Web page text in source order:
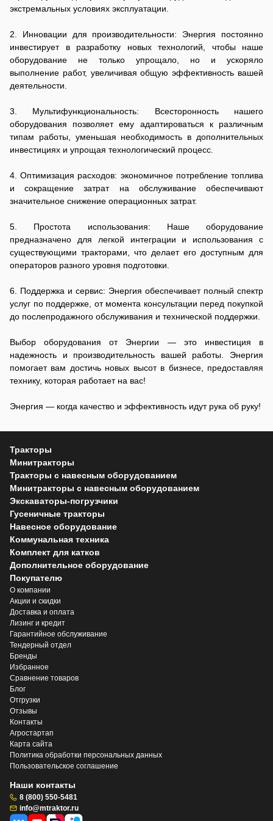
экстремальных условиях эксплуатации.
2. Инновации для производительности: Энергия постоянно
инвестирует в разработку новых технологий, чтобы наше
оборудование не только упрощало, но и ускоряло
выполнение работ, увеличивая общую эффективность вашей
деятельности.
3. Мультифункциональность: Всесторонность нашего
оборудования позволяет ему адаптироваться к различным
типам работы, уменьшая необходимость в дополнительных
инвестициях и упрощая технологический процесс.
4. Оптимизация расходов: экономичное потребление топлива
и сокращение затрат на обслуживание обеспечивают
значительное снижение операционных затрат.
5. Простота использования: Наше оборудование
предназначено для легкой интеграции и использования с
существующими тракторами, что делает его доступным для
операторов разного уровня подготовки.
6. Поддержка и сервис: Энергия обеспечивает полный спектр
услуг по поддержке, от момента консультации перед покупкой
до послепродажного обслуживания и технической поддержки.
Выбор оборудования от Энергии — это инвестиция в
надежность и производительность вашей работы. Энергия
помогает вам достичь новых высот в бизнесе, предоставляя
технику, которая работает на вас!
Энергия — когда качество и эффективность идут рука об руку!
Тракторы
Минитракторы
Тракторы с навесным оборудованием
Минитракторы с навесным оборудованием
Экскаваторы-погрузчики
Гусеничные тракторы
Навесное оборудование
Коммунальная техника
Комплект для катков
Дополнительное оборудование
Покупателю
О компании
Акции и скидки
Доставка и оплата
Лизинг и кредит
Гарантийное обслуживание
Тендерный отдел
Бренды
Избранное
Сравнение товаров
Блог
Отгрузки
Отзывы
Контакты
Агростартап
Карта сайта
Политика обработки персональных данных
Пользовательское соглашение
Наши контакты
8 (800) 550-5481
info@mtraktor.ru